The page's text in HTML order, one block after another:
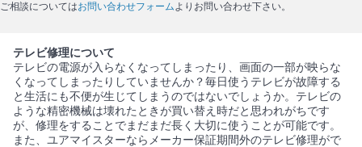
ご相談についてはお問い合わせフォームよりお問い合わせ下さい。
テレビ修理について
テレビの電源が入らなくなってしまったり、画面の一部が映らな
くなってしまったりしていませんか？毎日使うテレビが故障する
と生活にも不便が生じてしまうのではないでしょうか。テレビの
ような精密機械は壊れたときが買い替え時だと思われがちです
が、修理をすることでまだまだ長く大切に使うことが可能です。
また、ユアマイスターならメーカー保証期間外のテレビ修理がで